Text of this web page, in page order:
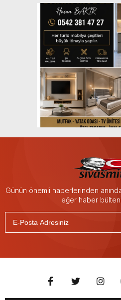
Günün önemli haberlerinden
eğer haber